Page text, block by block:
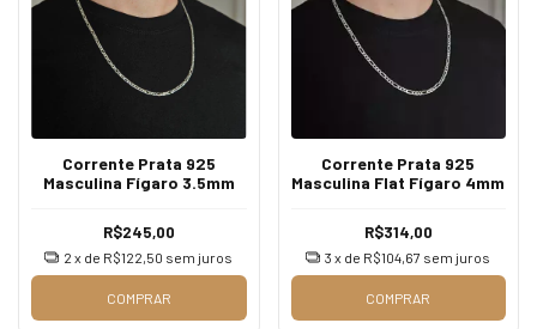
Corrente Prata 925
Masculina Fígaro 3.5mm
R$245,00
2 x de R$122,50 sem juros
COMPRAR
Corrente Prata 925
Masculina Flat Fígaro 4mm
R$314,00
3 x de R$104,67 sem juros
COMPRAR